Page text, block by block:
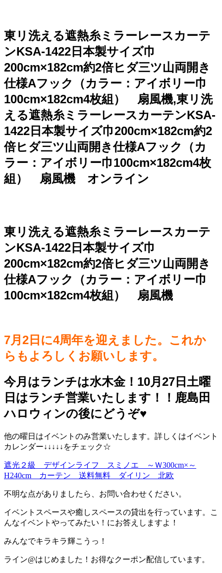
東リ洗える遮熱糸ミラーレースカーテ
ンKSA-1422日本製サイズ巾
200cm×182cm約2倍ヒダ三ツ山両開き
仕様Aフック（カラー：アイボリー巾
100cm×182cm4枚組） 扇風機,東リ洗
える遮熱糸ミラーレースカーテンKSA-
1422日本製サイズ巾200cm×182cm約2
倍ヒダ三ツ山両開き仕様Aフック（カ
ラー：アイボリー巾100cm×182cm4枚
組） 扇風機 オンライン
東リ洗える遮熱糸ミラーレースカーテ
ンKSA-1422日本製サイズ巾
200cm×182cm約2倍ヒダ三ツ山両開き
仕様Aフック（カラー：アイボリー巾
100cm×182cm4枚組） 扇風機
7月2日に4周年を迎えました。これか
らもよろしくお願いします。
今月はランチは水木金！10月27日土曜
日はランチ営業いたします！！鹿島田
ハロウィンの後にどうぞ♥️
他の曜日はイベントのみ営業いたします。詳しくはイベント
カレンダー↓↓↓↓↓をチェック☆
遮光２級 デザインライフ スミノエ ～Ｗ300cm×～
H240cm カーテン 送料無料 ダイリン 北欧
不明な点がありましたら、お問い合わせください。
イベントスペースや癒しスペースの貸出を行っています。こ
んなイベントやってみたい！にお答えしますよ！
みんなでキラキラ輝こうっ！
ライン@はじめました！お得なクーポン配信しています。